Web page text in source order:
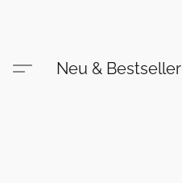
Neu & Bestseller